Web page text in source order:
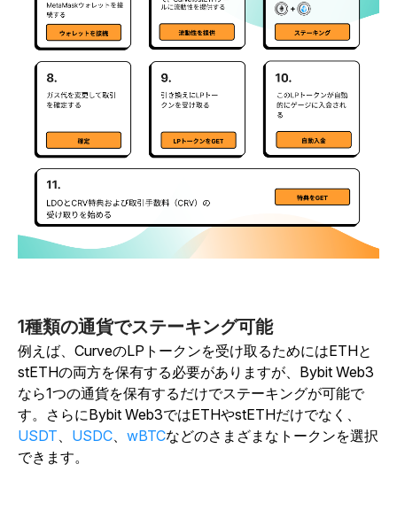
1種類の通貨でステーキング可能
例えば、CurveのLPトークンを受け取るためにはETHと
stETHの両方を保有する必要がありますが、Bybit Web3
なら1つの通貨を保有するだけでステーキングが可能で
す。 さらにBybit Web3ではETHやstETHだけでなく、
USDT
USDC wBTCなどのさまざまなトークンを選択
できます。